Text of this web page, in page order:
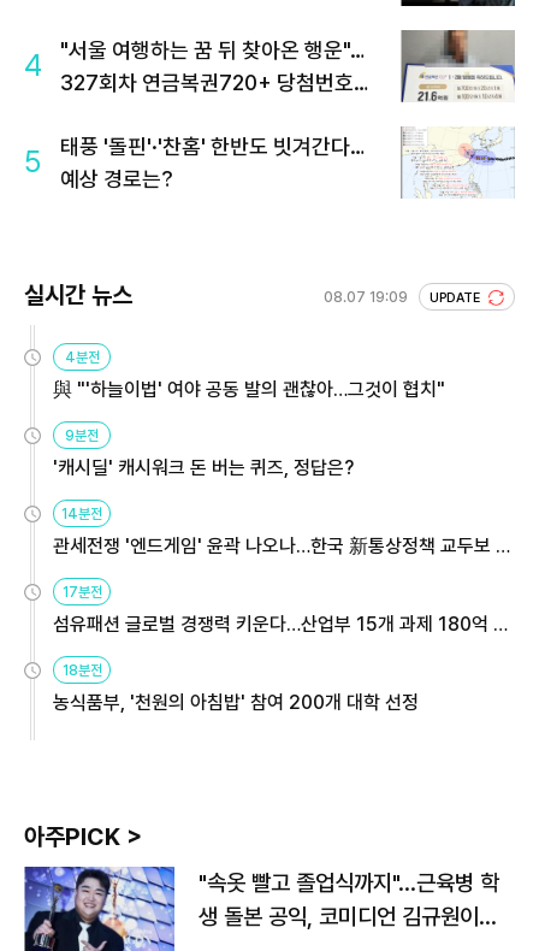
4
"서울 여행하는 꿈 뒤 찾아온 행운"…
327회차 연금복권720+ 당첨번호조
5
태풍 '돌핀'·'찬홈' 한반도 빗겨간다…
예상 경로는?
실시간 뉴스 08.07 19:09 UPDATE
4분전
與 "'하늘이법' 여야 공동 발의 괜찮아…그것이 협치"
9분전
'캐시딜' 캐시워크 돈 버는 퀴즈, 정답은?
14분전
관세전쟁 '엔드게임' 윤곽 나오나…한국 新통상정책 교두보 활
17분전
섬유패션 글로벌 경쟁력 키운다…산업부 15개 과제 180억 지
18분전
농식품부, '천원의 아침밥' 참여 200개 대학 선정
아주PICK >
"속옷 빨고 졸업식까지"…근육병 학
생 돌본 공익, 코미디언 김규원이었